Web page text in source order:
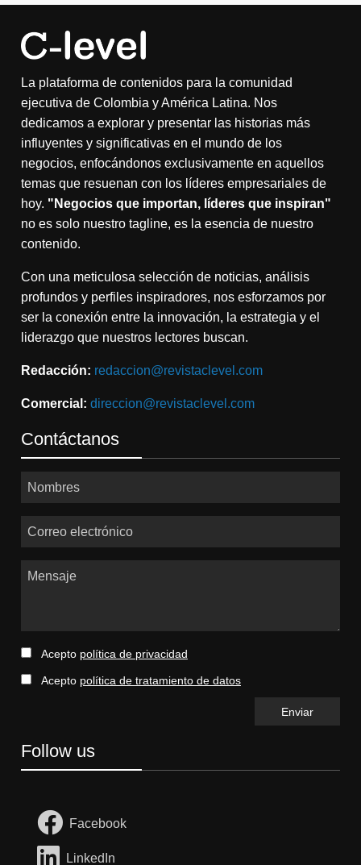
La plataforma de contenidos para la comunidad
ejecutiva de Colombia y América Latina. Nos
dedicamos a explorar y presentar las historias más
influyentes y significativas en el mundo de los
negocios, enfocándonos exclusivamente en aquellos
temas que resuenan con los líderes empresariales de
hoy. "Negocios que importan, líderes que inspiran"
no es solo nuestro tagline, es la esencia de nuestro
contenido.
Con una meticulosa selección de noticias, análisis
profundos y perfiles inspiradores, nos esforzamos por
ser la conexión entre la innovación, la estrategia y el
liderazgo que nuestros lectores buscan.
Redacción: redaccion@revistaclevel.com
Comercial: direccion@revistaclevel.com
Contáctanos
Nombres
Correo electrónico
Mensaje
Acepto política de privacidad
Acepto política de tratamiento de datos
Follow us
Facebook
LinkedIn